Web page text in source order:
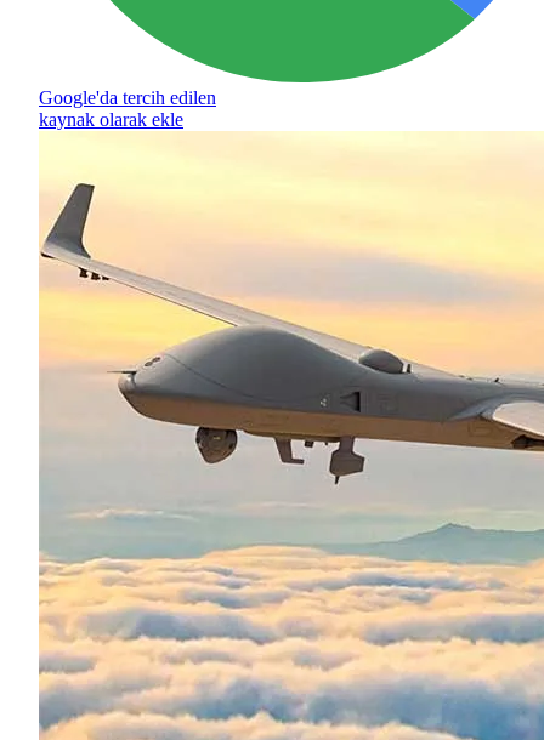
Google'da tercih edilen
kaynak olarak ekle